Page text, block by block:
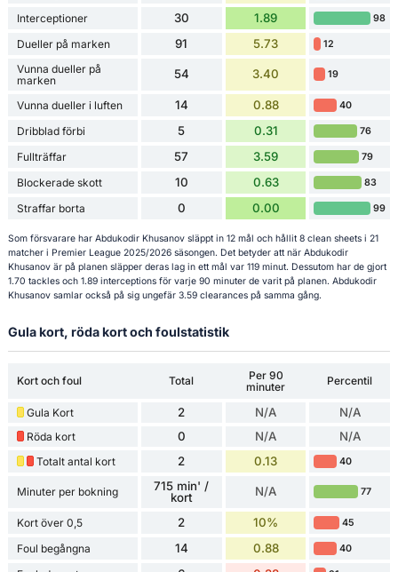
Interceptioner 30 1.89 98
Dueller på marken 91 5.73 12
Vunna dueller på
marken
54 3.40 19
Vunna dueller i luften 14 0.88 40
Dribblad förbi 5 0.31 76
Fullträffar 57 3.59 79
Blockerade skott 10 0.63 83
Straffar borta 0 0.00 99
Som försvarare har Abdukodir Khusanov släppt in 12 mål och hållit 8 clean sheets i 21
matcher i Premier League 2025/2026 säsongen. Det betyder att när Abdukodir
Khusanov är på planen släpper deras lag in ett mål var 119 minut. Dessutom har de gjort
1.70 tackles och 1.89 interceptions för varje 90 minuter de varit på planen. Abdukodir
Khusanov samlar också på sig ungefär 3.59 clearances på samma gång.
Gula kort, röda kort och foulstatistik
Kort och foul Total
Per 90
minuter
Percentil
Gula Kort 2 N/A N/A
Röda kort 0 N/A N/A
Totalt antal kort 2 0.13 40
Minuter per bokning
715 min' /
kort
N/A 77
Kort över 0,5 2 10% 45
Foul begångna 14 0.88 40